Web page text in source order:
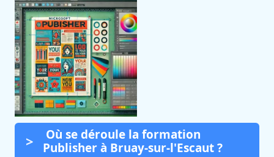
Où se déroule la formation
Publisher à Bruay-sur-l'Escaut ?